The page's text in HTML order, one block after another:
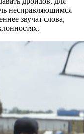
несправляющимся
звучат слова,